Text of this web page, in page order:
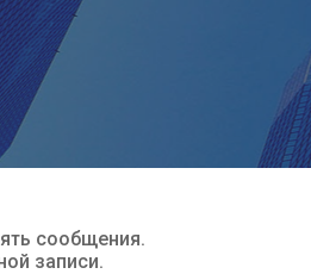
сообщения.
записи.